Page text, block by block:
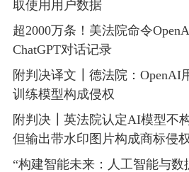
取使用用户数据
超2000万条！美法院命令
ChatGPT对话记录
附判决译文┃德法院：OpenAI
训练模型构成侵权
附判决┃英法院认定AI模型不
但输出带水印图片构成商标侵权
“构建智能未来：人工智能与数